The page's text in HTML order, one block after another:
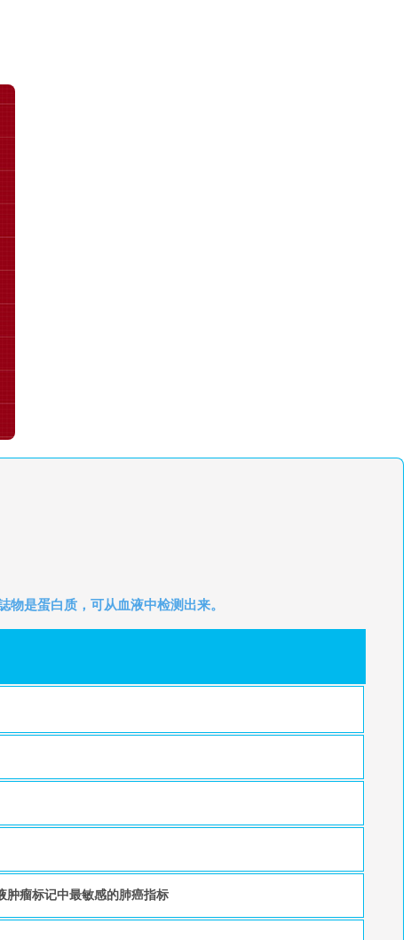
是蛋白质，可从血液中检测出来。
肿瘤标记中最敏感的肺癌指标